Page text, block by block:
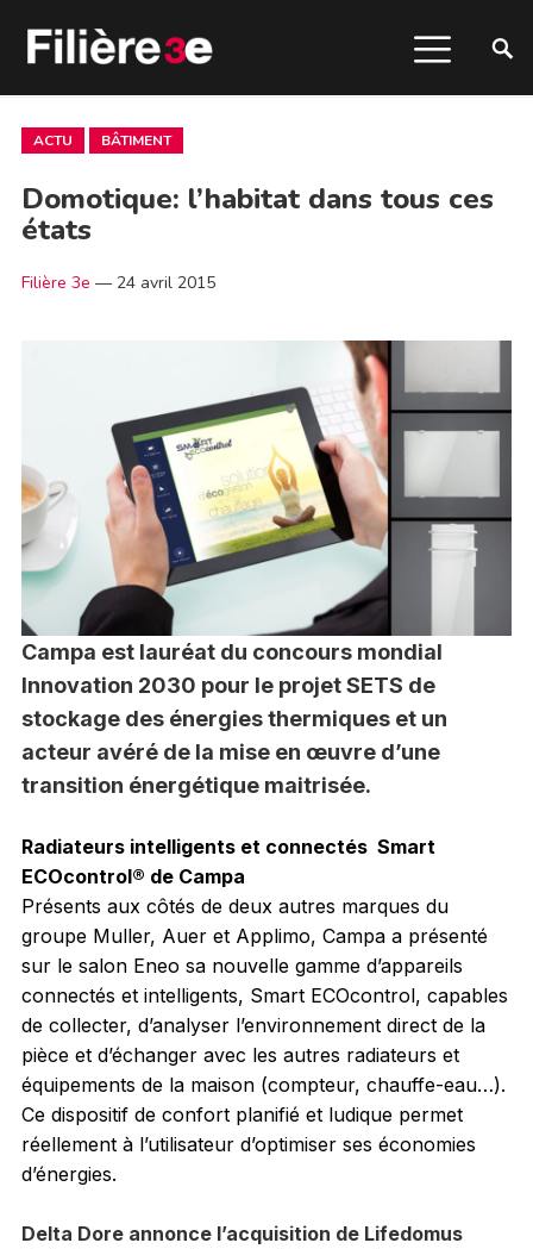
ACTU BÂTIMENT
Domotique: l’habitat dans tous ces
états
Filière 3e — 24 avril 2015
Campa est lauréat du concours mondial
Innovation 2030 pour le projet SETS de
stockage des énergies thermiques et un
acteur avéré de la mise en œuvre d’une
transition énergétique maitrisée.
Radiateurs intelligents et connectés Smart
ECOcontrol® de Campa
Présents aux côtés de deux autres marques du
groupe Muller, Auer et Applimo, Campa a présenté
sur le salon Eneo sa nouvelle gamme d’appareils
connectés et intelligents, Smart ECOcontrol, capables
de collecter, d’analyser l’environnement direct de la
pièce et d’échanger avec les autres radiateurs et
équipements de la maison (compteur, chauffe-eau…).
Ce dispositif de confort planifié et ludique permet
réellement à l’utilisateur d’optimiser ses économies
d’énergies.
Delta Dore annonce l’acquisition de Lifedomus